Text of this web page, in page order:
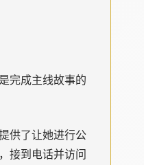
完成主线故事的
供了让她进行公
接到电话并访问